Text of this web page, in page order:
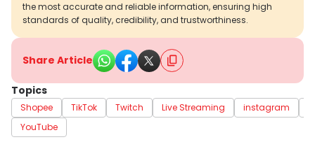
the most accurate and reliable information, ensuring high
standards of quality, credibility, and trustworthiness.
Share Article
Topics
Shopee TikTok Twitch Live Streaming instagram
YouTube